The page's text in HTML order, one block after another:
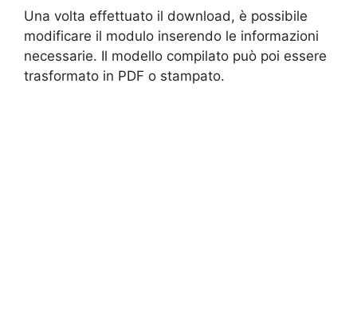
Una volta effettuato il download, è possibile
modificare il modulo inserendo le informazioni
necessarie. Il modello compilato può poi essere
trasformato in PDF o stampato.